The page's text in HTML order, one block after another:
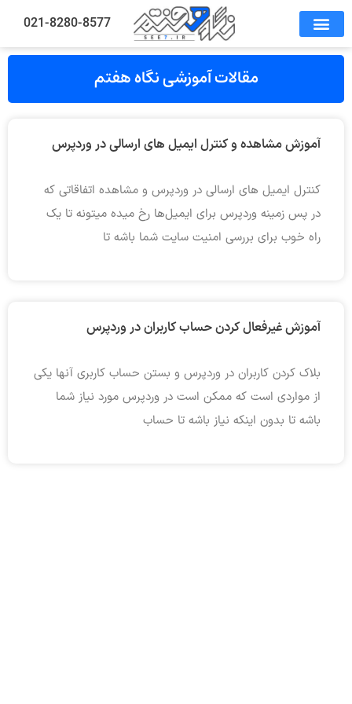
021-8280-8577
مقالات آموزشی نگاه هفتم
آموزش مشاهده و کنترل ایمیل های ارسالی در وردپرس
کنترل ایمیل های ارسالی در وردپرس و مشاهده اتفاقاتی که
در پس زمینه وردپرس برای ایمیل‌ها رخ میده میتونه تا یک
راه خوب برای بررسی امنیت سایت شما باشه تا
آموزش غیرفعال کردن حساب کاربران در وردپرس
بلاک کردن کاربران در وردپرس و بستن حساب کاربری آنها یکی
از مواردی است که ممکن است در وردپرس مورد نیاز شما
باشه تا بدون اینکه نیاز باشه تا حساب